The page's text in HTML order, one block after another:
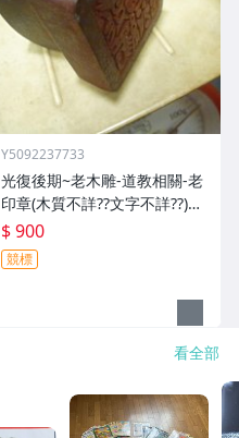
Y5092237733
光復後期~老木雕-道教相關-老
印章(木質不詳??文字不詳??)歷
史民俗文物??(郵寄免運費)
$ 900
競標
看全部